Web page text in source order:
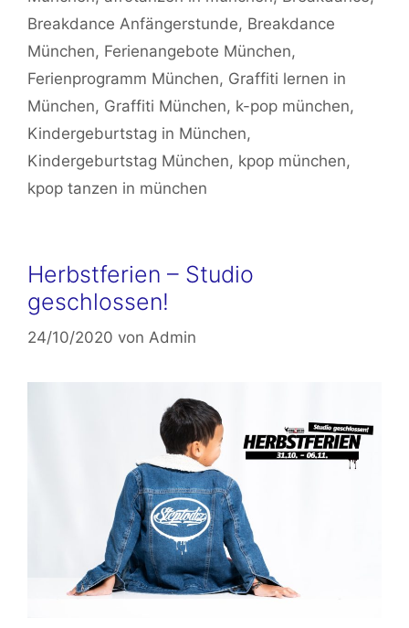
Breakdance Anfängerstunde, Breakdance
München, Ferienangebote München,
Ferienprogramm München, Graffiti lernen in
München, Graffiti München, k-pop münchen,
Kindergeburtstag in München,
Kindergeburtstag München, kpop münchen,
kpop tanzen in münchen
Herbstferien – Studio
geschlossen!
24/10/2020 von Admin